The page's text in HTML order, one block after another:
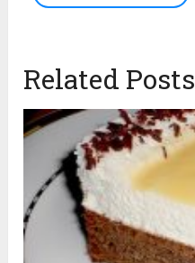
Related Posts